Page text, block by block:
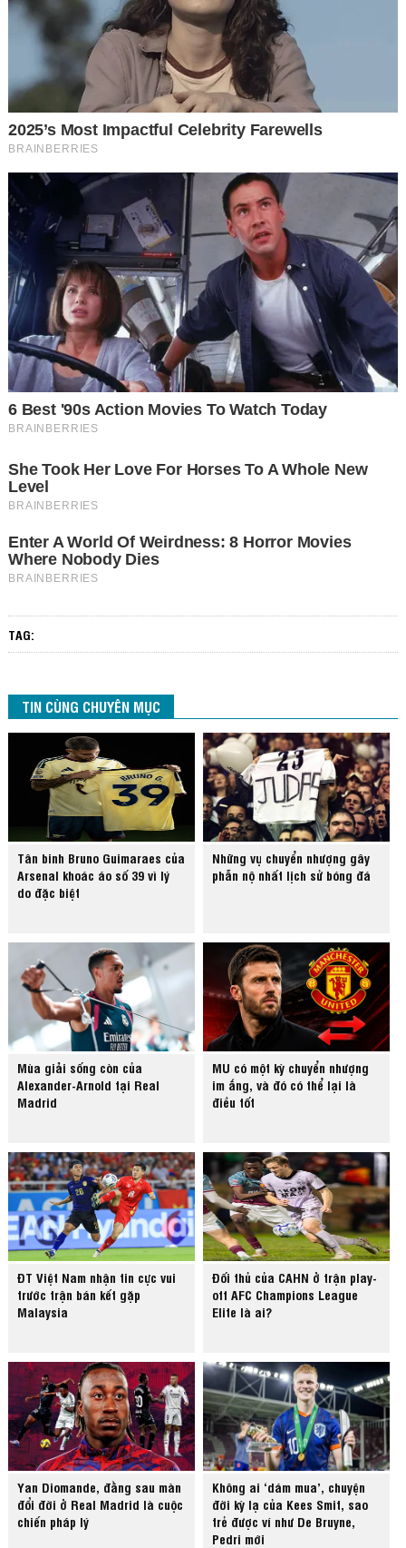
TAG:
TIN CÙNG CHUYÊN MỤC
Tân binh Bruno Guimaraes của
Arsenal khoác áo số 39 vì lý
do đặc biệt
Những vụ chuyển nhượng gây
phẫn nộ nhất lịch sử bóng đá
Mùa giải sống còn của
Alexander-Arnold tại Real
Madrid
MU có một kỳ chuyển nhượng
im ắng, và đó có thể lại là
điều tốt
ĐT Việt Nam nhận tin cực vui
trước trận bán kết gặp
Malaysia
Đối thủ của CAHN ở trận play-
off AFC Champions League
Elite là ai?
Yan Diomande, đằng sau màn
đổi đời ở Real Madrid là cuộc
chiến pháp lý
Không ai ‘dám mua’, chuyện
đời kỳ lạ của Kees Smit, sao
trẻ được ví như De Bruyne,
Pedri mới